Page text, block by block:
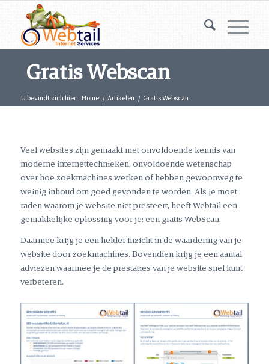
Gratis Webscan
U bevindt zich hier: Home / Artikelen / Gratis Webscan
Veel websites zijn gemaakt met onvoldoende kennis van
moderne internettechnieken, onvoldoende wetenschap
over hoe zoekmachines werken of hebben gewoonweg te
weinig inhoud om goed gevonden te worden. Als je moet
raden waarom je website niet presteert, heeft Webtail een
gemakkelijke oplossing voor je: een gratis WebScan.
Daarmee krijg je een helder inzicht in de waardering van je
website door zoekmachines. Bovendien krijg je een aantal
adviezen waarmee je de prestaties van je website snel kunt
verbeteren.